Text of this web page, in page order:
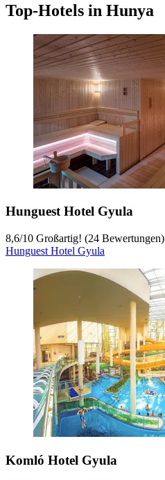
Top-Hotels in Hunya
Hunguest Hotel Gyula
8,6/10 Großartig! (24 Bewertungen)
Hunguest Hotel Gyula
Komló Hotel Gyula